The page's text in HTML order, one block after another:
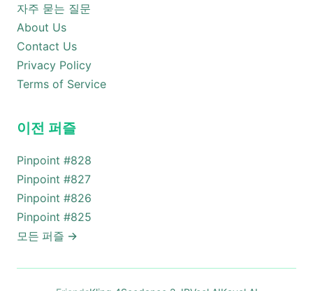
자주 묻는 질문
About Us
Contact Us
Privacy Policy
Terms of Service
이전 퍼즐
Pinpoint #828
Pinpoint #827
Pinpoint #826
Pinpoint #825
모든 퍼즐 →